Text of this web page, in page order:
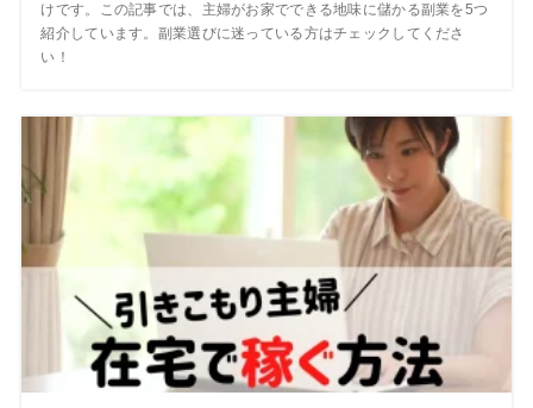
けです。この記事では、主婦がお家でできる地味に儲かる副業を5つ
紹介しています。副業選びに迷っている方はチェックしてくださ
い！